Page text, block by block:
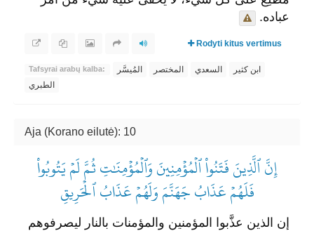
عباده.
Rodyti kitus vertimus
Tafsyrai arabų kalba: المُيسَّر المختصر السعدي
ابن كثير
الطبري
Aja (Korano eilutė): 10
إِنَّ ٱلَّذِينَ فَتَنُواْ ٱلۡمُؤۡمِنِينَ وَٱلۡمُؤۡمِنَٰتِ ثُمَّ لَمۡ يَتُوبُواْ
فَلَهُمۡ عَذَابُ جَهَنَّمَ وَلَهُمۡ عَذَابُ ٱلۡحَرِيقِ
إن الذين عذَّبوا المؤمنين والمؤمنات بالنار ليصرفوهم